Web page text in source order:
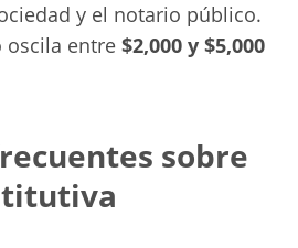
y el notario público.
oscila entre $2,000 y $5,000
sobre